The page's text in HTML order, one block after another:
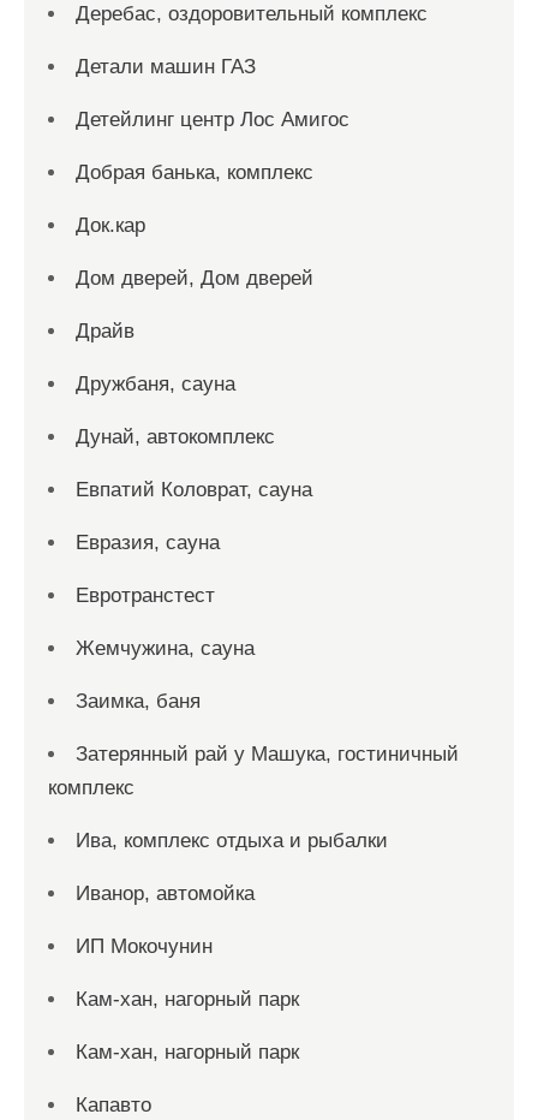
Деребас, оздоровительный комплекс
Детали машин ГАЗ
Детейлинг центр Лос Амигос
Добрая банька, комплекс
Док.кар
Дом дверей, Дом дверей
Драйв
Дружбаня, сауна
Дунай, автокомплекс
Евпатий Коловрат, сауна
Евразия, сауна
Евротранстест
Жемчужина, сауна
Заимка, баня
Затерянный рай у Машука, гостиничный
комплекс
Ива, комплекс отдыха и рыбалки
Иванор, автомойка
ИП Мокочунин
Кам-хан, нагорный парк
Кам-хан, нагорный парк
Капавто